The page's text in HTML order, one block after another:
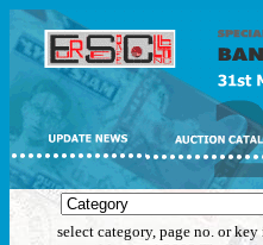
select category, page no. or